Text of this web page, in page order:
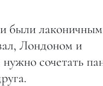
были
Лондоном и
сочетать